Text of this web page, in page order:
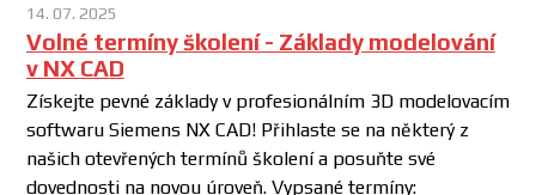
14. 07. 2025
Volné termíny školení - Základy modelování
v NX CAD
Získejte pevné základy v profesionálním 3D modelovacím
softwaru Siemens NX CAD! Přihlaste se na některý z
našich otevřených termínů školení a posuňte své
dovednosti na novou úroveň. Vypsané termíny: